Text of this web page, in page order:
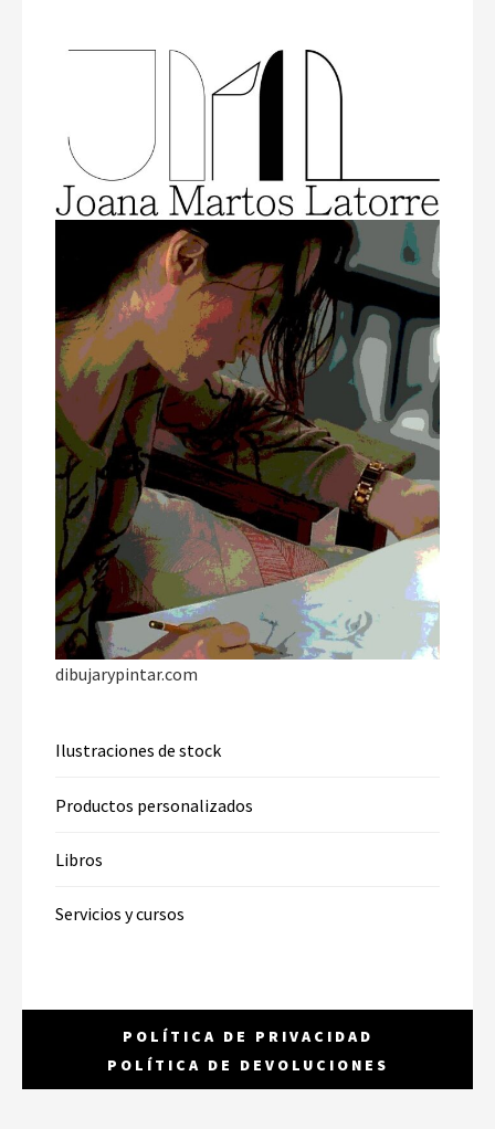
dibujarypintar.com
Ilustraciones de stock
Productos personalizados
Libros
Servicios y cursos
POLÍTICA DE PRIVACIDAD
POLÍTICA DE DEVOLUCIONES